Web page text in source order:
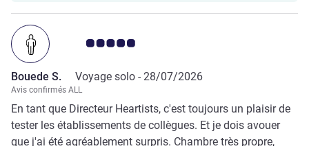
Note Avis clients 5.0/5
Bouede S. Voyage solo - 28/07/2026
Avis confirmés ALL
En tant que Directeur Heartists, c'est toujours un plaisir de
tester les établissements de collègues. Et je dois avouer
que j'ai été agréablement surpris. Chambre très propre,